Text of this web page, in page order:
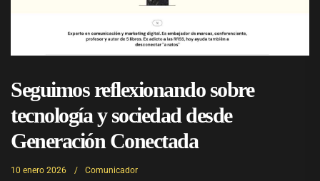
Seguimos reflexionando sobre
tecnología y sociedad desde
Generación Conectada
10 enero 2026 Comunicador